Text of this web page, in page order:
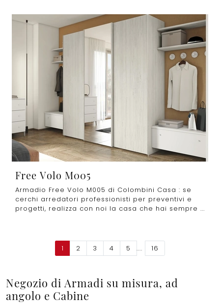
Free Volo M005
Armadio Free Volo M005 di Colombini Casa : se
cerchi arredatori professionisti per preventivi e
progetti, realizza con noi la casa che hai sempre ...
1 2 3 4 5 .... 16
Negozio di Armadi su misura, ad
angolo e Cabine